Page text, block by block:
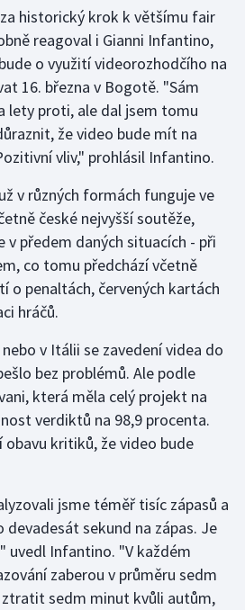
historický krok k většímu fair
reagoval i Gianni Infantino,
o využití videorozhodčího na
16. března v Bogotě. "Sám
lety proti, ale dal jsem tomu
že video bude mít na
vliv," prohlásil Infantino.
v různých formách funguje ve
české nejvyšší soutěže,
v předem daných situacích - při
co tomu předchází včetně
o penaltách, červených kartách
hráčů.
v Itálii se zavedení videa do
bez problémů. Ale podle
která měla celý projekt na
verdiktů na 98,9 procenta.
obavu kritiků, že video bude
jsme téměř tisíc zápasů a
devadesát sekund na zápas. Je
uvedl Infantino. "V každém
zaberou v průměru sedm
sedm minut kvůli autům,